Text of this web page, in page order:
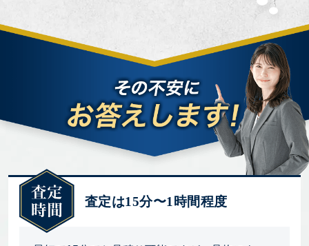
査定は15分〜1時間程度